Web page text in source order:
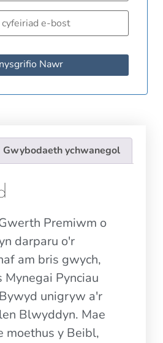
Nawr
Gwybodaeth ychwanegol
Premiwm o
darparu o'r
am bris gwych,
Mynegai Pynciau
unigryw a'r
Blwyddyn. Mae
moethus y Beibl,